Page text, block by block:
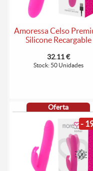
Amoressa Celso
Silicone Recargable
32.11 €
Stock: 50 Unidades
Oferta
-